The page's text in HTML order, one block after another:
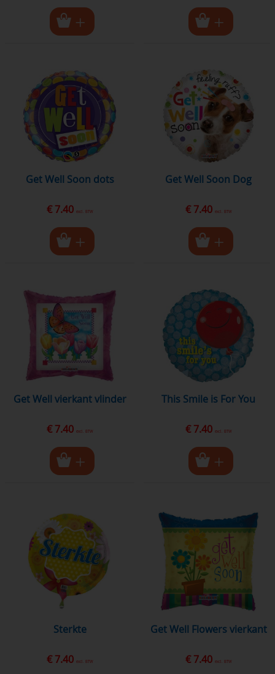
Get Well Soon dots
€ 7.40 excl. BTW
Get Well Soon Dog
€ 7.40 excl. BTW
Get Well vierkant vlinder
€ 7.40 excl. BTW
This Smile is For You
€ 7.40 excl. BTW
Sterkte
€ 7.40 excl. BTW
Get Well Flowers vierkant
€ 7.40 excl. BTW